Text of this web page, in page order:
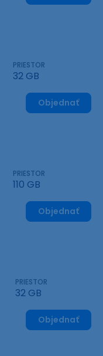
PRIESTOR
32 GB
Objednať
PRIESTOR
110 GB
Objednať
PRIESTOR
32 GB
Objednať